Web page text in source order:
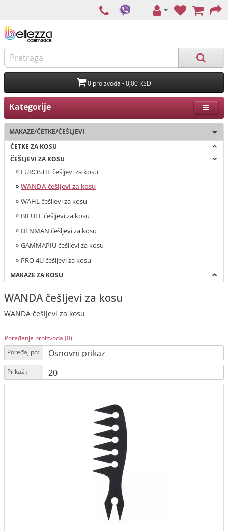
0 proizvoda - 0,00 RSD
Kategorije
MAKAZE/ČETKE/ČEŠLJEVI
ČETKE ZA KOSU
ČEŠLJEVI ZA KOSU
EUROSTIL češljevi za kosu
WANDA češljevi za kosu
WAHL češljevi za kosu
BIFULL češljevi za kosu
DENMAN češljevi za kosu
GAMMAPIU češljevi za kosu
PRO 4U češljevi za kosu
MAKAZE ZA KOSU
WANDA češljevi za kosu
WANDA češljevi za kosu
Poređenje proizvoda (0)
Poređaj po:
Prikaži: